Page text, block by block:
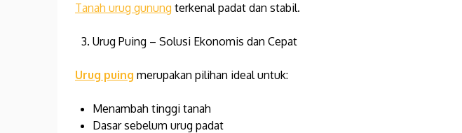
Tanah urug gunung terkenal padat dan stabil.
Urug Puing – Solusi Ekonomis dan Cepat
Urug puing merupakan pilihan ideal untuk:
Menambah tinggi tanah
Dasar sebelum urug padat